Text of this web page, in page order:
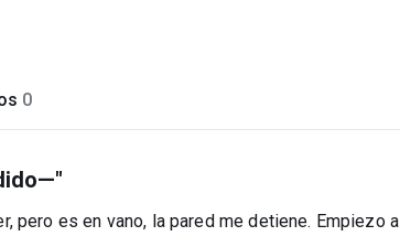
0
pero es en vano, la pared me detiene. Empiezo a